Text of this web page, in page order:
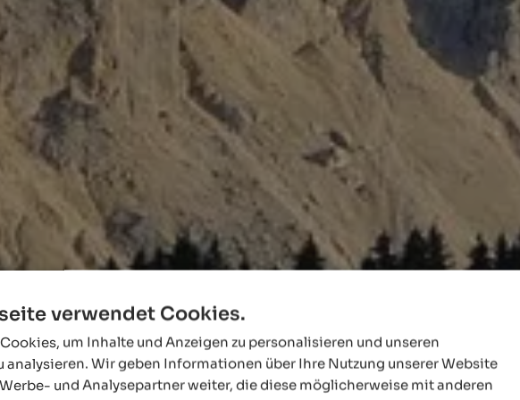
GERMAN
verwendet Cookies.
um Inhalte und Anzeigen zu personalisieren und unseren
analysieren. Wir geben Informationen über Ihre Nutzung unserer Website
und Analysepartner weiter, die diese möglicherweise mit anderen